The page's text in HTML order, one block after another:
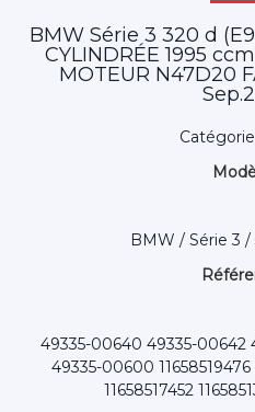
BMW Série 3 320 d
CYLINDRÉE 1995
MOTEUR N47D20
BMW / Série 3 /
49335-00640 49335-00642
49335-00600 11658519476
11658517452